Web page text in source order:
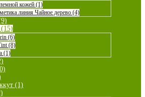
кожей (1)
линия Чайное дерево (4)
(6)
(8)
(1)
(1)